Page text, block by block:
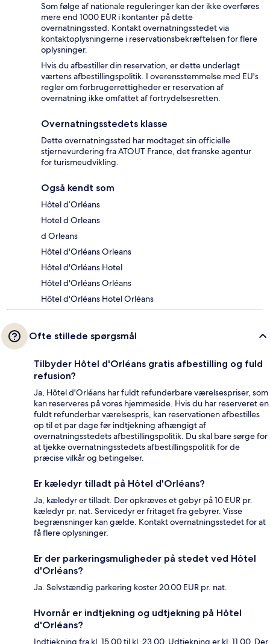
Som følge af nationale reguleringer kan der ikke overføres
mere end 1000 EUR i kontanter på dette
overnatningssted. Kontakt overnatningsstedet via
kontaktoplysningerne i reservationsbekræftelsen for flere
oplysninger.
Hvis du afbestiller din reservation, er dette underlagt
værtens afbestillingspolitik. I overensstemmelse med EU's
regler om forbrugerrettigheder er reservation af
overnatning ikke omfattet af fortrydelsesretten.
Overnatningsstedets klasse
Dette overnatningssted har modtaget sin officielle
stjernevurdering fra ATOUT France, det franske agentur
for turismeudvikling.
Også kendt som
Hôtel d’Orléans
Hotel d Orleans
d Orleans
Hôtel d'Orléans Orleans
Hôtel d'Orléans Hotel
Hôtel d'Orléans Orléans
Hôtel d'Orléans Hotel Orléans
Ofte stillede spørgsmål
Tilbyder Hôtel d'Orléans gratis afbestilling og fuld
refusion?
Ja, Hôtel d'Orléans har fuldt refunderbare værelsespriser, som
kan reserveres på vores hjemmeside. Hvis du har reserveret en
fuldt refunderbar værelsespris, kan reservationen afbestilles
op til et par dage før indtjekning afhængigt af
overnatningsstedets afbestillingspolitik. Du skal bare sørge for
at tjekke overnatningsstedets afbestillingspolitik for de
præcise vilkår og betingelser.
Er kæledyr tilladt på Hôtel d'Orléans?
Ja, kæledyr er tilladt. Der opkræves et gebyr på 10 EUR pr.
kæledyr pr. nat. Servicedyr er fritaget fra gebyrer. Visse
begrænsninger kan gælde. Kontakt overnatningsstedet for at
få flere oplysninger.
Er der parkeringsmuligheder på stedet ved Hôtel
d'Orléans?
Ja. Selvstændig parkering koster 20.00 EUR pr. nat.
Hvornår er indtjekning og udtjekning på Hôtel
d'Orléans?
Indtjekning fra kl. 15.00 til kl. 23.00. Udtjekning er kl. 11.00. Der